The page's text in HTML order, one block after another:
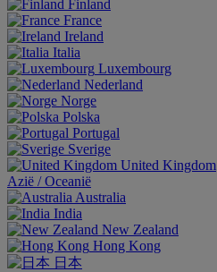
Finland
France
Ireland
Italia
Luxembourg
Nederland
Norge
Polska
Portugal
Sverige
United Kingdom
Aziё / Oceaniё
Australia
India
New Zealand
Hong Kong
日本